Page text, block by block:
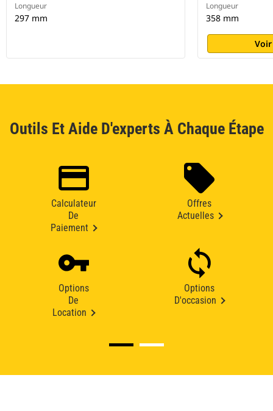
Longueur
297 mm
Longueur
358 mm
Outils Et Aide D'experts À Chaque Étape
Calculateur
De
Paiement
Offres
Actuelles
Options
De
Location
Options
D'occasion